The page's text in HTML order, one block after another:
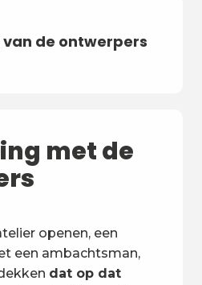
van de ontwerpers
met de
openen, een
een ambachtsman,
dat op dat